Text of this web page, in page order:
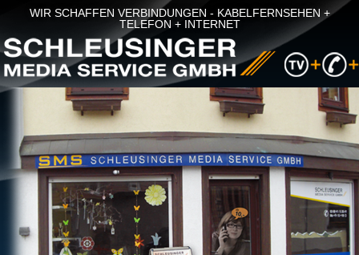
WIR SCHAFFEN VERBINDUNGEN - KABELFERNSEHEN +
TELEFON + INTERNET